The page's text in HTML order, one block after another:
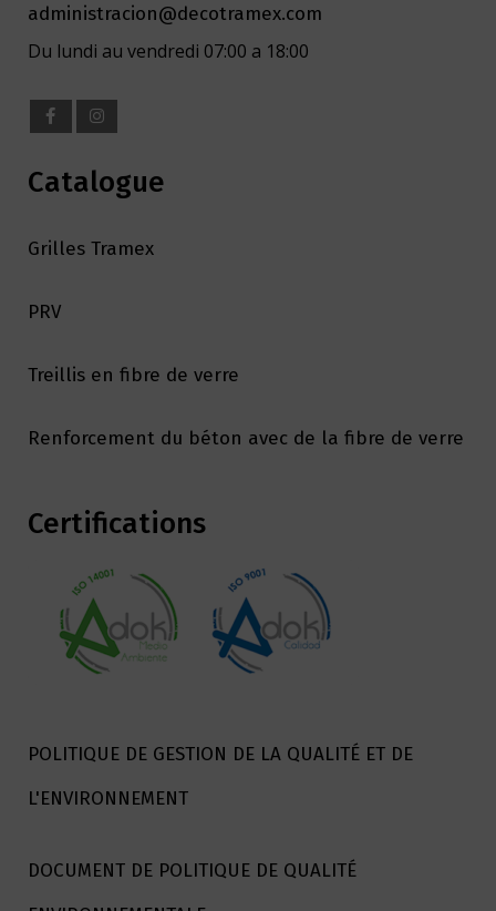
administracion@decotramex.com
Du lundi au vendredi 07:00 a 18:00
Catalogue
Grilles Tramex
PRV
Treillis en fibre de verre
Renforcement du béton avec de la fibre de verre
Certifications
POLITIQUE DE GESTION DE LA QUALITÉ ET DE
L'ENVIRONNEMENT
DOCUMENT DE POLITIQUE DE QUALITÉ